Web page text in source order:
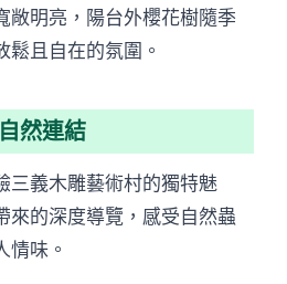
敞明亮，陽台外櫻花樹隨季
鬆且自在的氛圍。
然連結
三義木雕藝術村的獨特魅
來的深度導覽，感受自然蟲
情味。